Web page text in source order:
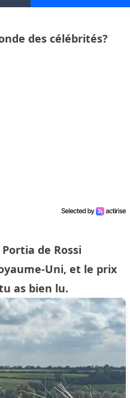
des célébrités?
de Rossi
Uni, et le prix
as bien lu.